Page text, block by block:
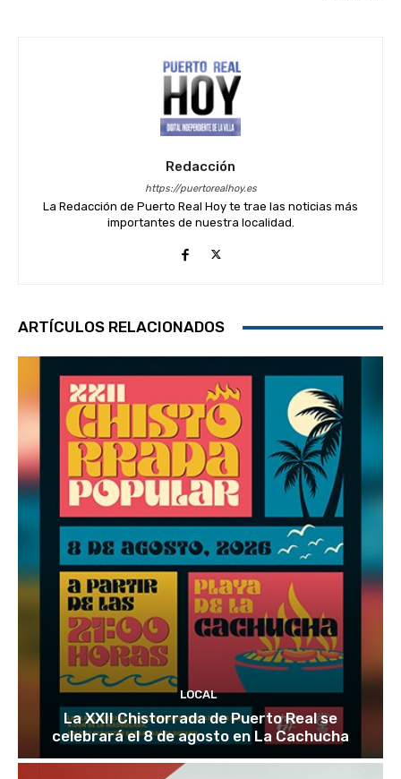
Redacción
https://puertorealhoy.es
La Redacción de Puerto Real Hoy te trae las noticias más
importantes de nuestra localidad.
ARTÍCULOS RELACIONADOS
LOCAL
La XXII Chistorrada de Puerto Real se
celebrará el 8 de agosto en La Cachucha